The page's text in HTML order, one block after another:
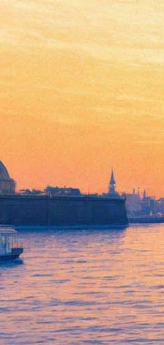
«Музыка над
Петропавловке
зазвучит